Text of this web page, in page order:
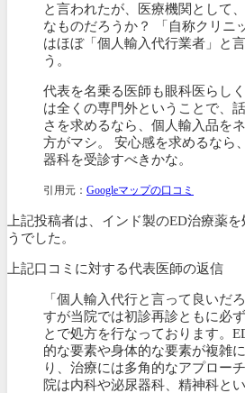
と言われたが、医療機関として
なものだろうか？ 「自称クリニ
はほぼ「個人輸入代行業者」と
う。
代表を名乗る医師も眼科医らし
は全くの専門外ということで、
さを求めるなら、個人輸入品を
方がマシ。 安心感を求めるなら
器科を受診すべきかな。
引用元： Googleマップの口コミ
上記投稿者は、インド製のED治療薬
うでした。
上記口コミに対する代表医師の返信
「個人輸入代行と言って良いだ
すが当院では初診再診ともに必
とで処方を行なっております。
的な要素や身体的な要素が複雑
り、治療には多角的なアプロー
院は内科や泌尿器科、精神科と